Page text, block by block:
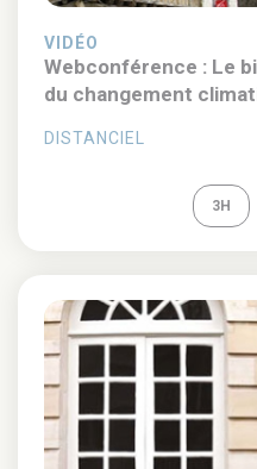
VIDÉO
Webconférence : Le
du changement
DISTANCIEL
3H